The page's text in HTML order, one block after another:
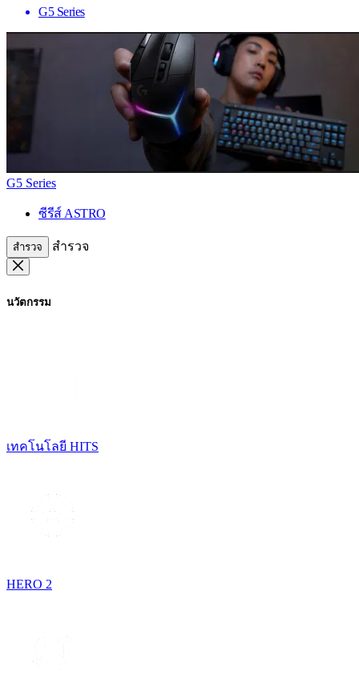
G5 Series
G5 Series
ซีรีส์ ASTRO
สำรวจ สำรวจ
นวัตกรรม
เทคโนโลยี HITS
HERO 2